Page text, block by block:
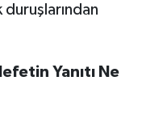
Yanıtı Ne